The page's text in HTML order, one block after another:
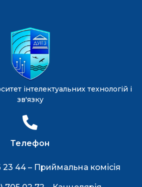
інтелектуальних технологій і
зв'язку
Телефон
44 – Приймальна комісія